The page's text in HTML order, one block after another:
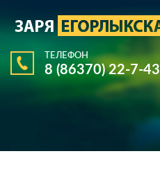
ТЕЛЕФОН
8 (86370) 22-7-43